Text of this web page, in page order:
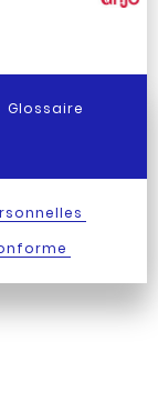
Glossaire